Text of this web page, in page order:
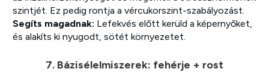
szintjét. Ez pedig rontja a vércukorszint-szabályozást.
Segíts magadnak: Lefekvés előtt kerüld a képernyőket,
és alakíts ki nyugodt, sötét környezetet.
7. Bázisélelmiszerek: fehérje + rost